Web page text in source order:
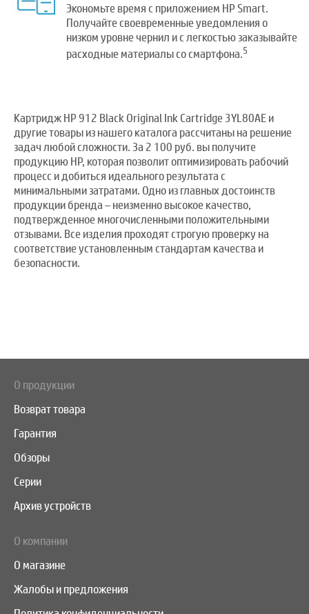
Экономьте время с приложением HP Smart.
Получайте своевременные уведомления о
низком уровне чернил и с легкостью заказывайте
расходные материалы со смартфона.5
Картридж HP 912 Black Original Ink Cartridge 3YL80AE и
другие товары из нашего каталога рассчитаны на решение
задач любой сложности. За 2 100 руб. вы получите
продукцию HP, которая позволит оптимизировать рабочий
процесс и добиться идеального результата с
минимальными затратами. Одно из главных достоинств
продукции бренда – неизменно высокое качество,
подтвержденное многочисленными положительными
отзывами. Все изделия проходят строгую проверку на
соответствие установленным стандартам качества и
безопасности.
О продукции
Возврат товара
Гарантия
Обзоры
Серии
Архив устройств
О компании
О магазине
Жалобы и предложения